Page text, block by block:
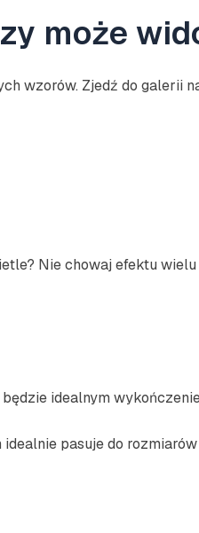
może
wzorów. Zjedź do galerii
Nie chowaj efektu
idealnym
pasuje do